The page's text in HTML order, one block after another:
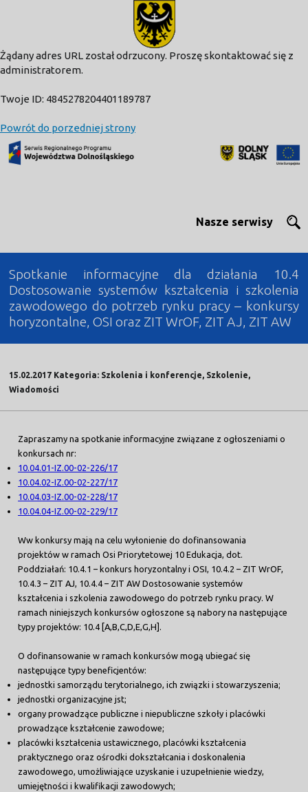
Żądany adres URL został odrzucony. Proszę skontaktować się z
administratorem.
Twoje ID: 4845278204401189787
Powrót do porzedniej strony
Nasze serwisy
Spotkanie informacyjne dla działania 10.4
Dostosowanie systemów kształcenia i szkolenia
zawodowego do potrzeb rynku pracy – konkursy
horyzontalne, OSI oraz ZIT WrOF, ZIT AJ, ZIT AW
15.02.2017 Kategoria: Szkolenia i konferencje, Szkolenie,
Wiadomości
Zapraszamy na spotkanie informacyjne związane z ogłoszeniami o
konkursach nr:
10.04.01-IZ.00-02-226/17
10.04.02-IZ.00-02-227/17
10.04.03-IZ.00-02-228/17
10.04.04-IZ.00-02-229/17
Ww konkursy mają na celu wyłonienie do dofinansowania
projektów w ramach Osi Priorytetowej 10 Edukacja, dot.
Poddziałań: 10.4.1 – konkurs horyzontalny i OSI, 10.4.2 – ZIT WrOF,
10.4.3 – ZIT AJ, 10.4.4 – ZIT AW Dostosowanie systemów
kształcenia i szkolenia zawodowego do potrzeb rynku pracy. W
ramach niniejszych konkursów ogłoszone są nabory na następujące
typy projektów: 10.4 [A,B,C,D,E,G,H].
O dofinansowanie w ramach konkursów mogą ubiegać się
następujące typy beneficjentów:
jednostki samorządu terytorialnego, ich związki i stowarzyszenia;
jednostki organizacyjne jst;
organy prowadzące publiczne i niepubliczne szkoły i placówki
prowadzące kształcenie zawodowe;
placówki kształcenia ustawicznego, placówki kształcenia
praktycznego oraz ośrodki dokształcania i doskonalenia
zawodowego, umożliwiające uzyskanie i uzupełnienie wiedzy,
umiejętności i kwalifikacji zawodowych;